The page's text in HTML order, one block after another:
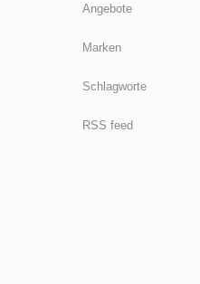
Angebote
Marken
Schlagworte
RSS feed